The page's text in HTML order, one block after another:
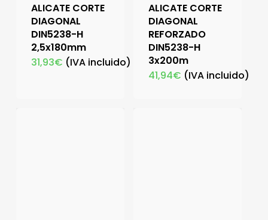
ALICATE CORTE
DIAGONAL
DIN5238-H
2,5x180mm
31,93€ (IVA incluido)
ALICATE CORTE
DIAGONAL
REFORZADO
DIN5238-H
3x200m
41,94€ (IVA incluido)